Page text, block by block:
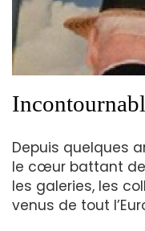
Depuis quelques
le cœur battant
les galeries, les
venus de tout